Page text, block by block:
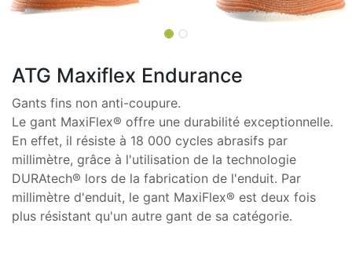
ATG Maxiflex Endurance
Gants fins non anti-coupure.
Le gant MaxiFlex® offre une durabilité exceptionnelle.
En effet, il résiste à 18 000 cycles abrasifs par
millimètre, grâce à l'utilisation de la technologie
DURAtech® lors de la fabrication de l'enduit. Par
millimètre d'enduit, le gant MaxiFlex® est deux fois
plus résistant qu'un autre gant de sa catégorie.